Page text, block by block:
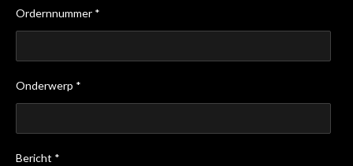
Ordernnummer *
Onderwerp *
Bericht *